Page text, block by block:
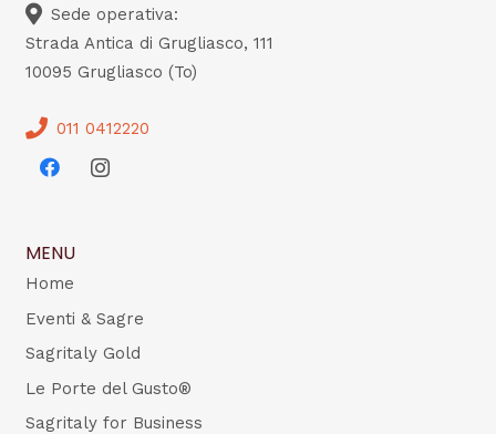
Sede operativa:
Strada Antica di Grugliasco, 111
10095 Grugliasco (To)
011 0412220
MENU
Home
Eventi & Sagre
Sagritaly Gold
Le Porte del Gusto®
Sagritaly for Business